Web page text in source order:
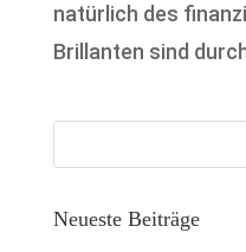
natürlich des
Brillanten sind
Neueste Beiträge